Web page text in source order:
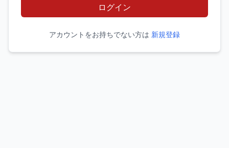
ログイン
アカウントをお持ちでない方は 新規登録